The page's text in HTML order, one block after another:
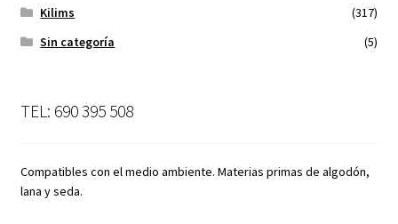
Kilims
(317)
Sin categoría
(5)
TEL: 690 395 508
Compatibles con el medio ambiente. Materias primas de algodón,
lana y seda.